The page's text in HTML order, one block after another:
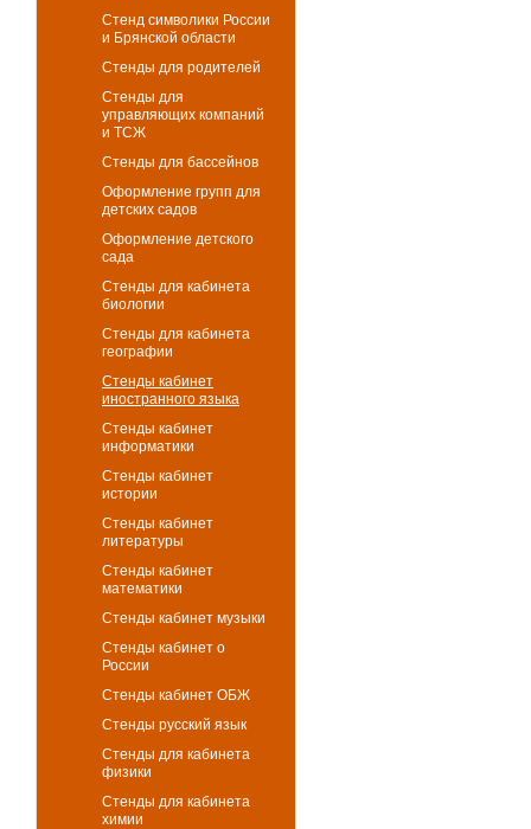
Стенд символики России
и Брянской области
Стенды для родителей
Стенды для
управляющих компаний
и ТСЖ
Стенды для бассейнов
Оформление групп для
детских садов
Оформление детского
сада
Стенды для кабинета
биологии
Стенды для кабинета
географии
Стенды кабинет
иностранного языка
Стенды кабинет
информатики
Стенды кабинет
истории
Стенды кабинет
литературы
Стенды кабинет
математики
Стенды кабинет музыки
Стенды кабинет о
России
Стенды кабинет ОБЖ
Стенды русский язык
Стенды для кабинета
физики
Стенды для кабинета
химии